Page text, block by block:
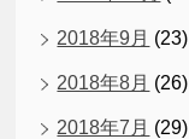
2018年9月 (23)
2018年8月 (26)
2018年7月 (29)